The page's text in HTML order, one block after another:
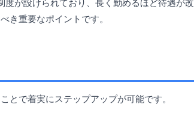
が設けられており、長く勤めるほど待遇が
き重要なポイントです。
とで着実にステップアップが可能です。